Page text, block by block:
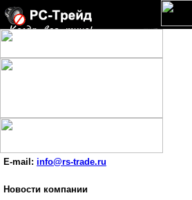
E-mail: info@rs-trade.ru
Новости компании